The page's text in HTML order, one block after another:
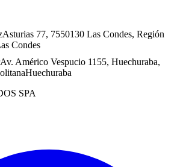
Asturias 77, 7550130 Las Condes, Región
Condes
Av. Américo Vespucio 1155, Huechuraba,
Huechuraba
SPA